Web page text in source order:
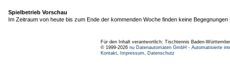
Spielbetrieb Vorschau
Im Zeitraum von heute bis zum Ende der kommenden Woche finden keine Begegnungen
Für den Inhalt verantwortlich: Tischtennis Baden-
© 1999-2026 nu Datenautomaten GmbH - Automatisierte
Kontakt, Impressum, Datenschutz